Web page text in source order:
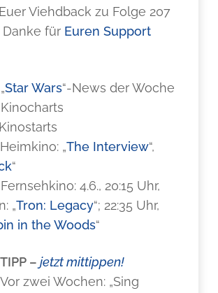
Euer Viehdback zu Folge 207
Danke für Euren Support
Star Wars“-News der Woche
Kinocharts
„The Interview“,
“
4.6., 20:15 Uhr,
„Tron: Legacy“; 22:35 Uhr,
in the Woods“
–jetzt mittippen!
Vor zwei Wochen: „Sing